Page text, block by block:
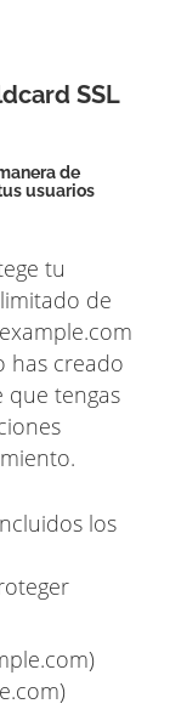
SSL
de
usuarios
tu
de
has creado
que tengas
los